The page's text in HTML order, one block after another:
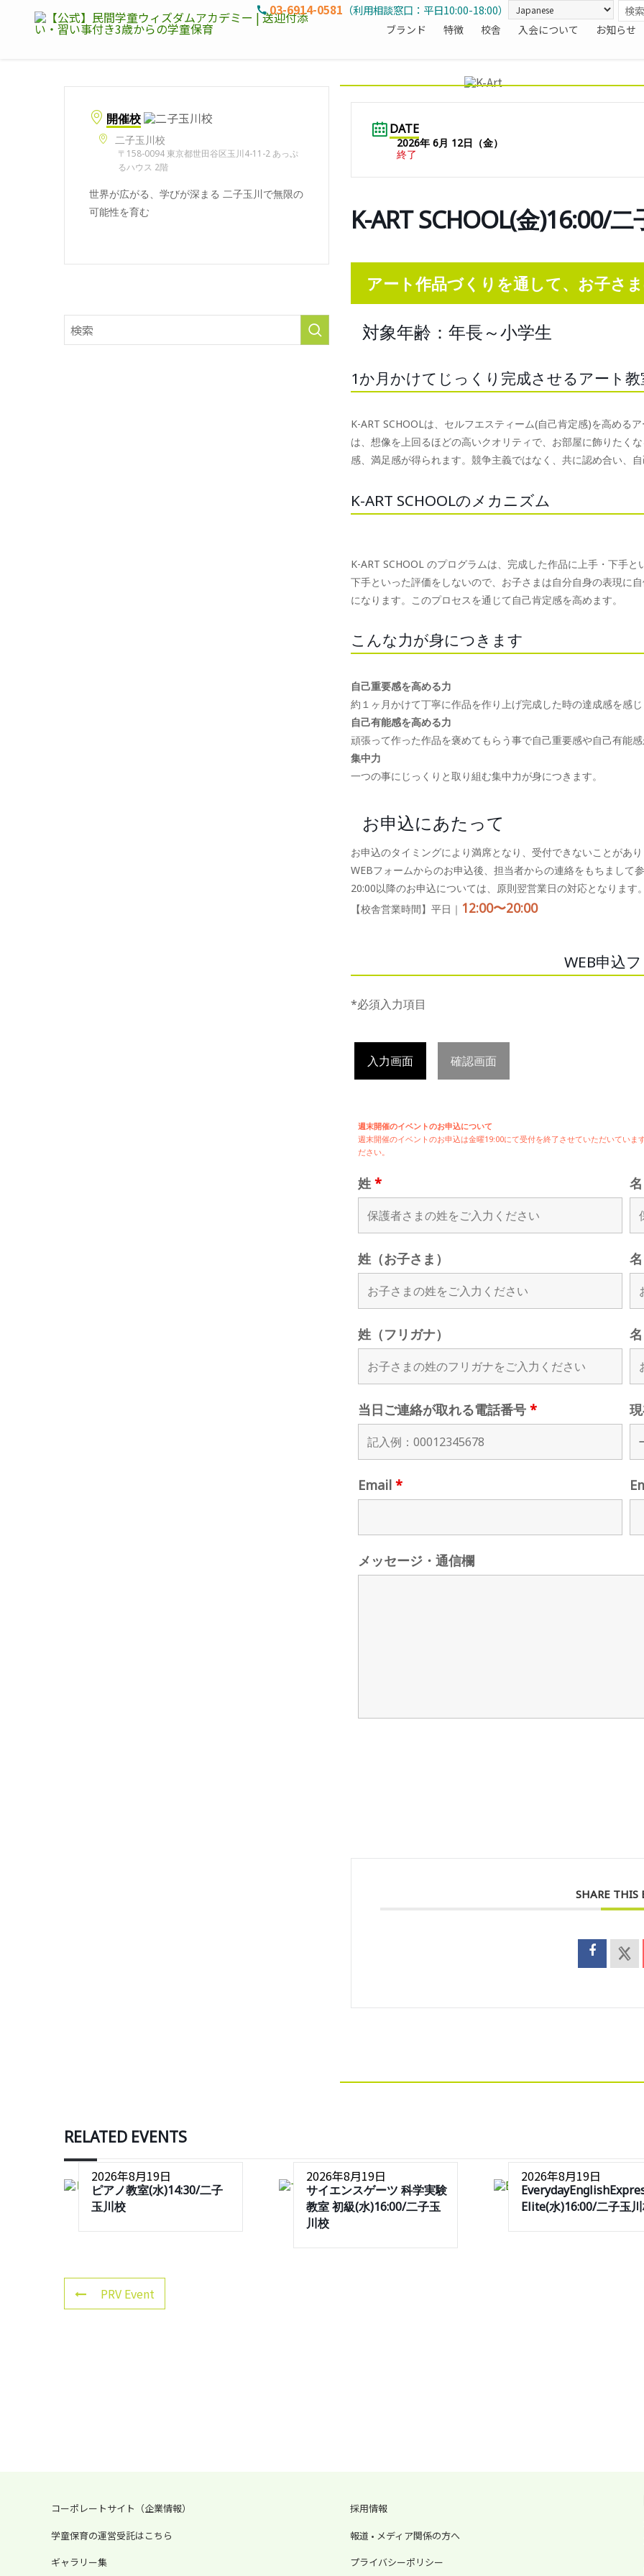
ブランド 特徴 校舎 入会について お知らせ
03-6914-0581 （利用相談窓口：平日10:00-18:00）
開催校
二子玉川校
〒158-0094 東京都世田谷区玉川4-11-2 あっぷ
るハウス 2階
世界が広がる、学びが深まる 二子玉川で無限の
可能性を育む
DATE
2026年 6月 12日（金）
終了
K-ART SCHOOL(金)16:00/
アート作品づくりを通して、お子さ
対象年齢：年長～小学生
1か月かけてじっくり完成させるアート教
K-ART SCHOOLは、セルフエスティーム(自己肯定感)を高める
は、想像を上回るほどの高いクオリティで、お部屋に飾りたく
感、満足感が得られます。競争主義ではなく、共に認め合い、自
K-ART SCHOOLのメカニズム
K-ART SCHOOL のプログラムは、完成した作品に上手・下手
下手といった評価をしないので、お子さまは自分自身の表現に
になります。このプロセスを通じて自己肯定感を高めます。
こんな力が身につきます
自己重要感を高める力
約１ヶ月かけて丁寧に作品を作り上げ完成した時の達成感を感じ
自己有能感を高める力
頑張って作った作品を褒めてもらう事で自己重要感や自己有能感
集中力
一つの事にじっくりと取り組む集中力が身につきます。
お申込にあたって
お申込のタイミングにより満席となり、受付できないことがあ
WEBフォームからのお申込後、担当者からの連絡をもちまして参
20:00以降のお申込については、原則翌営業日の対応となります。
【校舎営業時間】平日｜ 12:00〜20:00
WEB申込
*必須入力項目
入力画面 確認画面
週末開催のイベントのお申込について
週末開催のイベントのお申込は金曜19:00にて受付を終了させていただいていま
ださい。
姓 *
姓（お子さま）
姓（フリガナ）
当日ご連絡が取れる電話番号 *
Email *
メッセージ・通信欄
SHARE THIS
RELATED EVENTS
2026年8月19日
ピアノ教室(水)14:30/二子
玉川校
2026年8月19日
サイエンスゲーツ 科学実験
教室 初級(水)16:00/二子玉
川校
2026年8月19日
Elite(水)16:00/二子玉
PRV Event
コーポレートサイト（企業情報）
学童保育の運営受託はこちら
ギャラリー集
採用情報
報道 • メディア関係の方へ
プライバシーポリシー